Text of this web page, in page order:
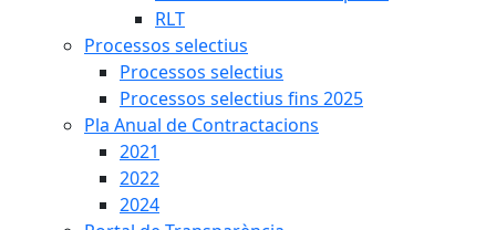
RLT
Processos selectius
Processos selectius
Processos selectius fins 2025
Pla Anual de Contractacions
2021
2022
2024